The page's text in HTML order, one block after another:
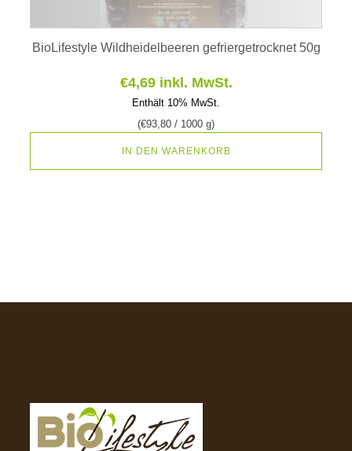
BioLifestyle Wildheidelbeeren gefriergetrocknet 50g
€4,69 inkl. MwSt.
Enthält 10% MwSt.
(€93,80 / 1000 g)
IN DEN WARENKORB